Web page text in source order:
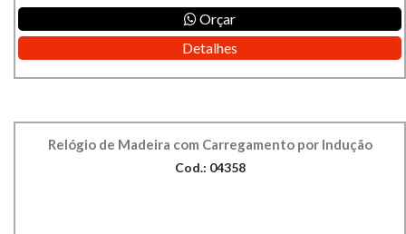
Orçar
Detalhes
Relógio de Madeira com Carregamento por Indução
Cod.: 04358